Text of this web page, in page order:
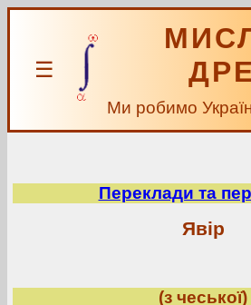
☰
Ми робимо
Переклади та
Явір
(з чеської)